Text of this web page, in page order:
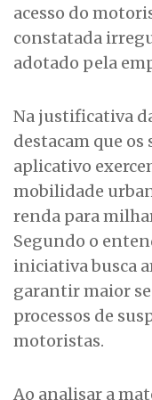
acesso do
constatada
adotado pela
Na justificativa
destacam que
aplicativo
mobilidade
renda para
Segundo o
iniciativa busca
garantir maior
processos de
motoristas.
Ao analisar a